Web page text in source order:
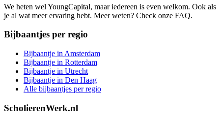
We heten wel YoungCapital, maar iedereen is even welkom. Ook als
je al wat meer ervaring hebt. Meer weten? Check onze FAQ.
Bijbaantjes per regio
Bijbaantje in Amsterdam
Bijbaantje in Rotterdam
Bijbaantje in Utrecht
Bijbaantje in Den Haag
Alle bijbaantjes per regio
ScholierenWerk.nl